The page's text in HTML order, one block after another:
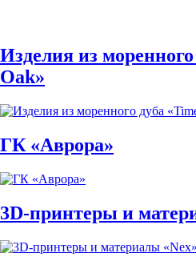
Изделия из
Oak»
ГК «Аврора»
3D-принтеры и